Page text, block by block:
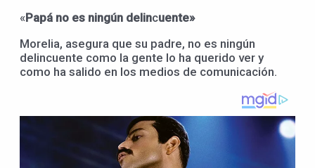
«Papá no es ningún delincuente»
Morelia, asegura que su padre, no es ningún
delincuente como la gente lo ha querido ver y
como ha salido en los medios de comunicación.